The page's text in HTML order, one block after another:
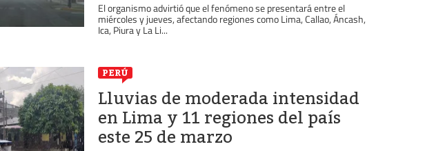
El organismo advirtió que el fenómeno se presentará entre el
miércoles y jueves, afectando regiones como Lima, Callao, Áncash,
Ica, Piura y La Li...
PERÚ
Lluvias de moderada intensidad
en Lima y 11 regiones del país
este 25 de marzo